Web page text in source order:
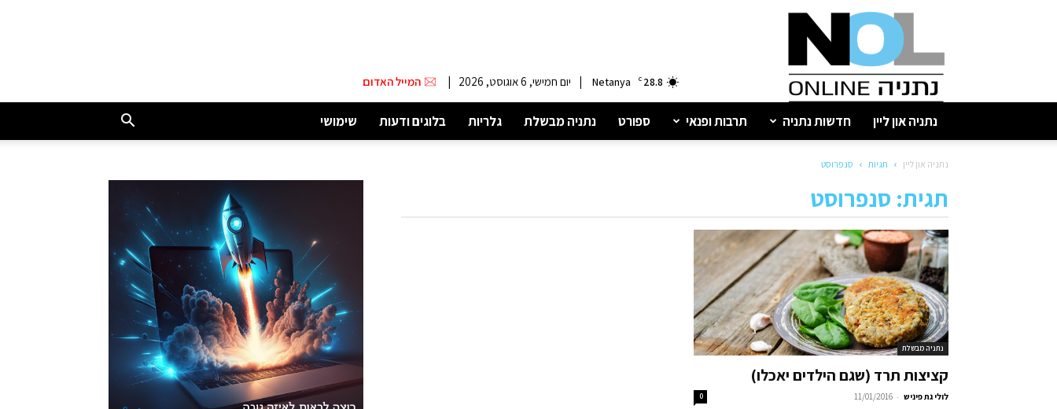
נתניה
28.8
C
Netanya
| יום חמישי, 6 אוגוסט, 2026 | המייל האדום
נתניה און ליין חדשות נתניה תרבות ופנאי ספורט נתניה מבשלת גלריות בלוגים ודעות שימושי
נתניה און ליין תגיות סנפרוסט
תגית: סנפרוסט
נתניה מבשלת
קציצות תרד (שגם הילדים יאכלו)
לולי גת פיניש -
11/01/2016
0